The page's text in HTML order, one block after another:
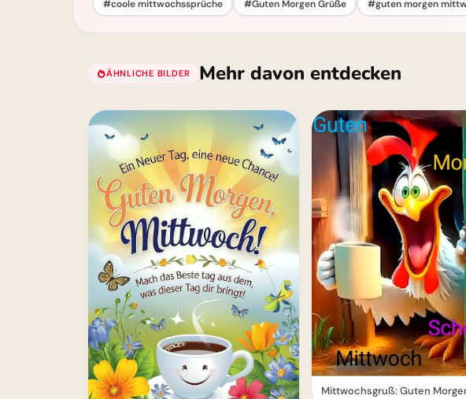
#coole mittwochssprüche #Guten Morgen Grüße #guten morgen
ÄHNLICHE BILDER Mehr davon entdecken
Mittwochsgruß: Guten